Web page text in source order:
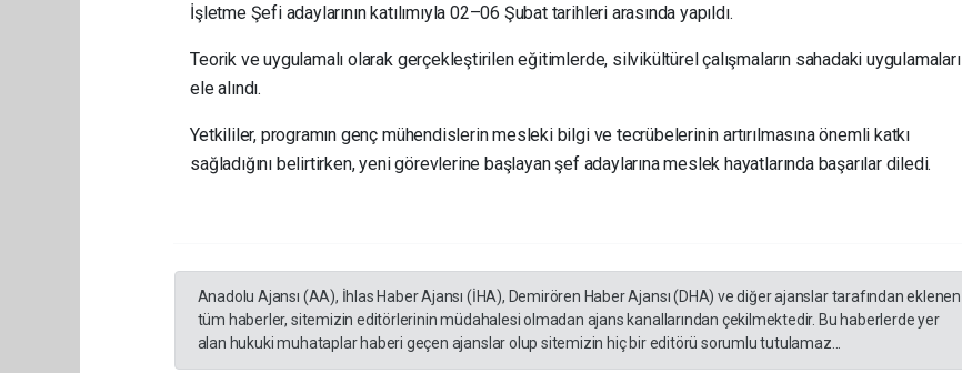
İşletme Şefi adaylarının katılımıyla 02–06 Şubat tarihleri arasında yapıldı.
Teorik ve uygulamalı olarak gerçekleştirilen eğitimlerde, silvikültürel çalışmaların sahadaki uygulamaları
ele alındı.
Yetkililer, programın genç mühendislerin mesleki bilgi ve tecrübelerinin artırılmasına önemli katkı
sağladığını belirtirken, yeni görevlerine başlayan şef adaylarına meslek hayatlarında başarılar diledi.
Anadolu Ajansı (AA), İhlas Haber Ajansı (İHA), Demirören Haber Ajansı (DHA) ve diğer ajanslar tarafından eklenen
tüm haberler, sitemizin editörlerinin müdahalesi olmadan ajans kanallarından çekilmektedir. Bu haberlerde yer
alan hukuki muhataplar haberi geçen ajanslar olup sitemizin hiç bir editörü sorumlu tutulamaz...